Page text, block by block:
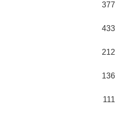
377
433
212
136
111